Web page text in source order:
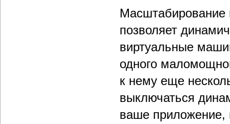
Масштабирование
позволяет
виртуальные
одного
к нему еще
выключаться
ваше приложение,